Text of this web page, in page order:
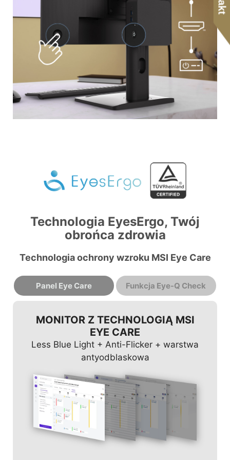
Technologia EyesErgo, Twój
obrońca zdrowia
Technologia ochrony wzroku MSI Eye Care
Panel Eye Care Funkcja Eye-Q Check
MONITOR Z TECHNOLOGIĄ MSI
EYE CARE
Less Blue Light + Anti-Flicker + warstwa
antyodblaskowa
ASTYGMATYZM
Aby przeprowadzić test, zakryj lewe oko
SIATKA AMSLERA
MSI zaleca 20-minutowy odpoczynek, jeśli
KOREKTA POSTAWY